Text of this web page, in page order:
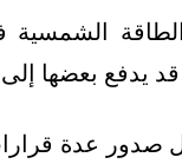
الشمسية
يدفع بعضها إلى
عدة